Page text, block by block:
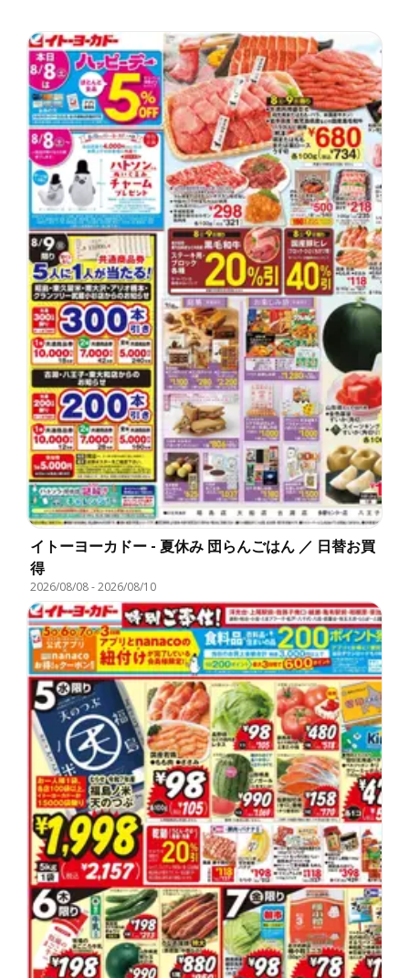
イトーヨーカドー - 夏休み 団らんごはん ／ 日替お買
得
2026/08/08-2026/08/10